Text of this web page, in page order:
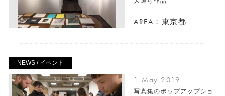
AREA：東京都
NEWS / イベント
1 May 2019
写真集のポップアップショ